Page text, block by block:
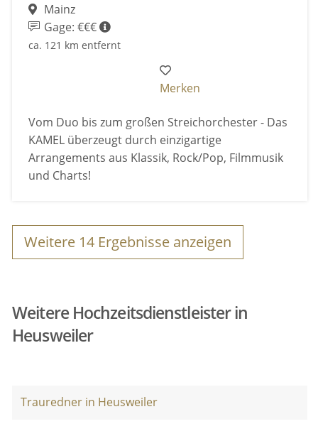
Mainz
Gage: €€€
ca. 121 km entfernt
Merken
Vom Duo bis zum großen Streichorchester - Das
KAMEL überzeugt durch einzigartige
Arrangements aus Klassik, Rock/Pop, Filmmusik
und Charts!
Weitere 14 Ergebnisse anzeigen
Weitere Hochzeitsdienstleister in
Heusweiler
Trauredner in Heusweiler